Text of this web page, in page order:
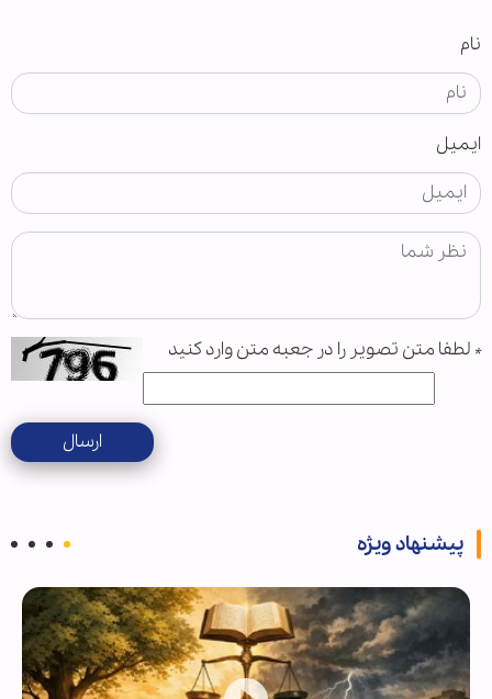
نام
ایمیل
* لطفا متن تصویر را در جعبه متن وارد کنید
ارسال
پیشنهاد ویژه